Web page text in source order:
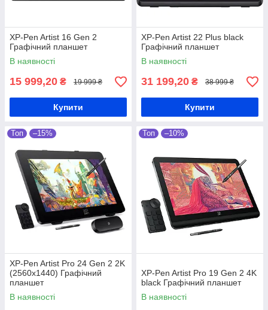
XP-Pen Artist 16 Gen 2
Графічний планшет
В наявності
15 999,20 ₴ 19 999 ₴
Купити
XP-Pen Artist 22 Plus black
Графічний планшет
В наявності
31 199,20 ₴ 38 999 ₴
Купити
Топ –15%
XP-Pen Artist Pro 24 Gen 2 2K
(2560x1440) Графічний
планшет
В наявності
Топ –10%
XP-Pen Artist Pro 19 Gen 2 4K
black Графічний планшет
В наявності